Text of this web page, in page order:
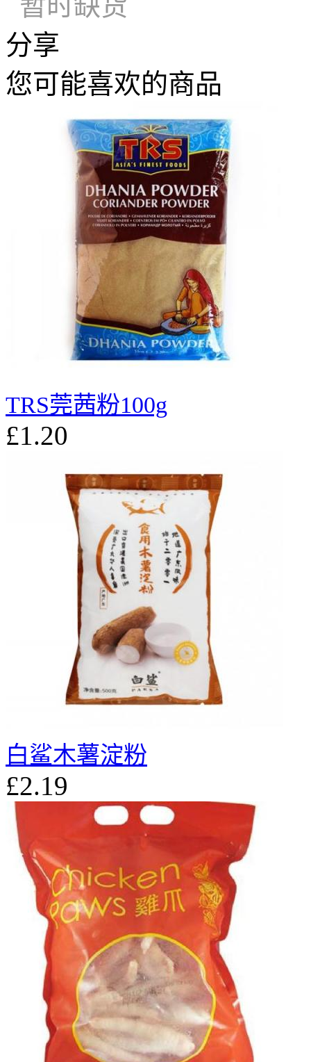
分享
您可能喜欢的商品
TRS莞茜粉100g
£1.20
白鲨木薯淀粉
£2.19